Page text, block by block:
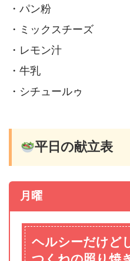
・パン粉
・ミックスチーズ
・レモン汁
・牛乳
・シチュールゥ
平日の献立表
月曜
ヘルシーだけど